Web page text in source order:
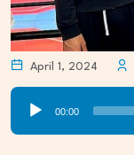
April 1, 2024
Audio
Player
00:00